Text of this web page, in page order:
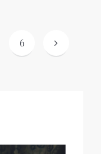
6